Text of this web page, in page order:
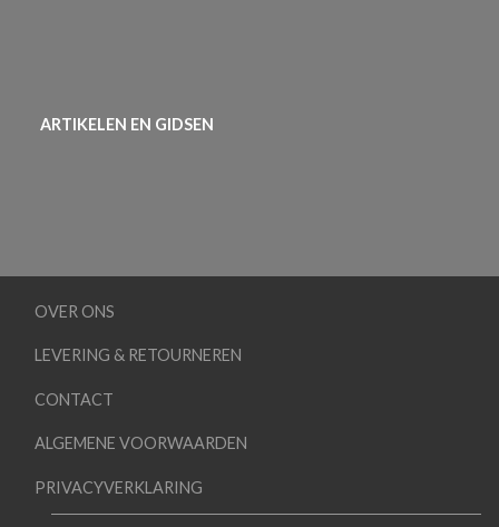
ARTIKELEN EN GIDSEN
OVER ONS
LEVERING & RETOURNEREN
CONTACT
ALGEMENE VOORWAARDEN
PRIVACYVERKLARING